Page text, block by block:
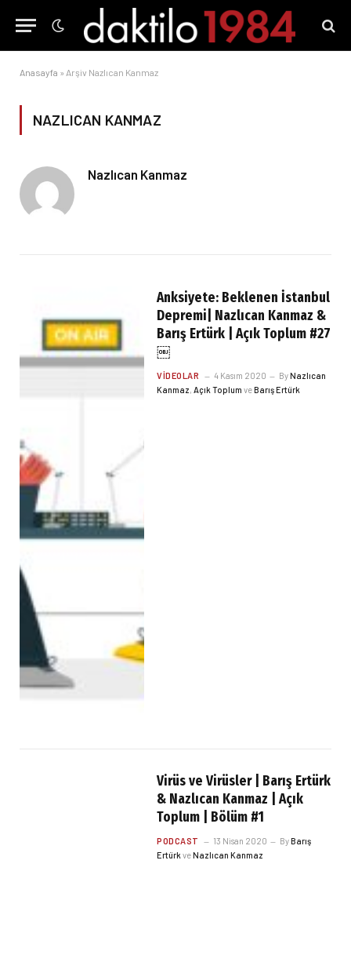
Anasayfa » Arşiv Nazlıcan Kanmaz
NAZLICAN KANMAZ
Nazlıcan Kanmaz
Anksiyete: Beklenen İstanbul
Depremi| Nazlıcan Kanmaz &
Barış Ertürk | Açık Toplum #27
￼
VIDEOLAR 4 Kasım 2020 ByNazlıcan
Kanmaz,Açık Toplum veBarış Ertürk
Virüs ve Virüsler | Barış Ertürk
& Nazlıcan Kanmaz | Açık
Toplum | Bölüm #1
PODCAST 13 Nisan 2020 ByBarış
Ertürk veNazlıcan Kanmaz